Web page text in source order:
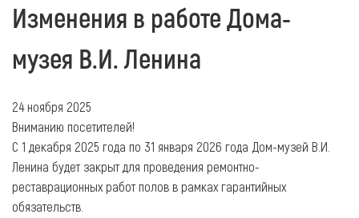
Изменения в работе Дома-
музея В.И. Ленина
24 ноября 2025
Вниманию посетителей!
С 1 декабря 2025 года по 31 января 2026 года Дом-музей В.И.
Ленина будет закрыт для проведения ремонтно-
реставрационных работ полов в рамках гарантийных
обязательств.